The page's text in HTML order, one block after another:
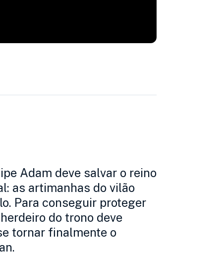
Adam deve salvar o reino
as artimanhas do vilão
Para conseguir proteger
do trono deve
tornar finalmente o